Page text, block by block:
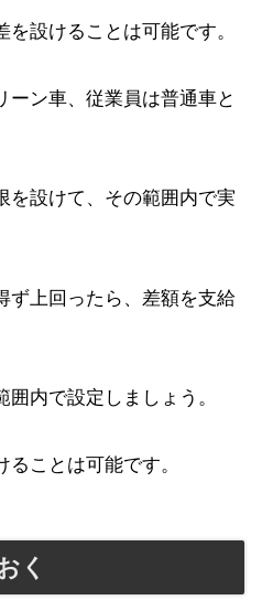
設けることは可能です。
ーン車、従業員は普通車と
を設けて、その範囲内で実
ず上回ったら、差額を支給
内で設定しましょう。
ことは可能です。
く